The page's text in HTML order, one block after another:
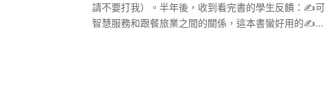
請不要打我）。半年後，收到看完書的學生反饋：✍
智慧服務和跟餐旅業之間的關係，這本書蠻好用的✍...